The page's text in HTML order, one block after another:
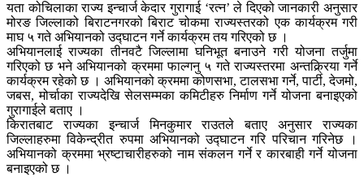
यता कोचिलाका राज्य इन्चार्ज केदार गुरागाई ‘रत्न’ ले दिएको जानकारी अनुसार
मोरङ जिल्लाको बिराटनगरको बिराट चोकमा राज्यस्तरको एक कार्यक्रम गरी
माघ ५ गते अभियानको उद्घाटन गर्ने कार्यक्रम तय गरिएको छ ।
अभियानलाई राज्यका तीनवटै जिल्लामा घनिभूत बनाउने गरी योजना तर्जुमा
गरिएको छ भने अभियानको क्रममा फाल्गनु ५ गते राज्यस्तरमा अन्तक्र्रिया गर्ने
कार्यक्रम रहेको छ । अभियानको क्रममा कोणसभा, टालसभा गर्ने, पार्टी, देजमो,
जबस, मोर्चाका राज्यदेखि सेलसम्मका कमिटीहरु निर्माण गर्ने योजना बनाइएको
गुरागाईले बताए ।
किरातबाट राज्यका इन्चार्ज मिनकुमार राउतले बताए अनुसार राज्यका
जिल्लाहरुमा विकेन्द्रीत रुपमा अभियानको उद्घाटन गरि परिचान गरिनेछ ।
अभियानको क्रममा भ्रष्टाचारीहरुको नाम संकलन गर्ने र कारबाही गर्ने योजना
बनाइएको छ ।